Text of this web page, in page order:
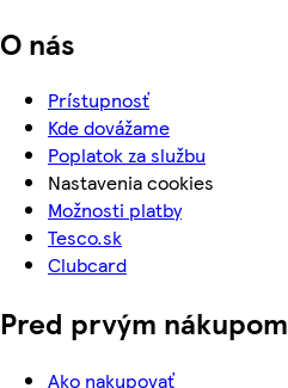
O nás
Prístupnosť
Kde dovážame
Poplatok za službu
Nastavenia cookies
Možnosti platby
Tesco.sk
Clubcard
Pred prvým nákupom
Ako nakupovať